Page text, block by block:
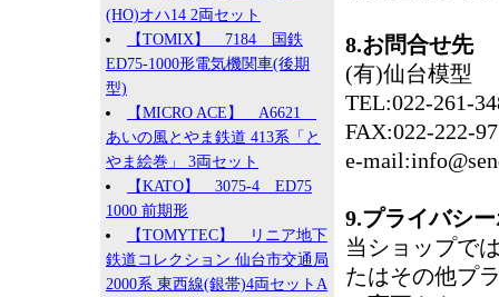
(HO)オハ14 2両セット
【TOMIX】 7184 国鉄
ED75-1000形電気機関車(後期
型)
【MICRO ACE】 A6621
あいの風とやま鉄道 413系「と
やま絵巻」 3両セット
【KATO】 3075-4 ED75
1000 前期形
【TOMYTEC】 リニア地下
鉄道コレクション 仙台市交通局
2000系 東西線(銀帯)4両セットA
8.お問合せ先
(有)仙台模型
TEL:022-261-
FAX:022-222-
e-
9.プライバシ
当ショップで
たはその他プ